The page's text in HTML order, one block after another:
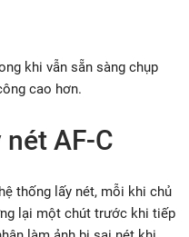
khi vẫn sẵn sàng chụp
cao hơn.
AF-C
thống lấy nét, mỗi khi chủ
lại một chút trước khi tiếp